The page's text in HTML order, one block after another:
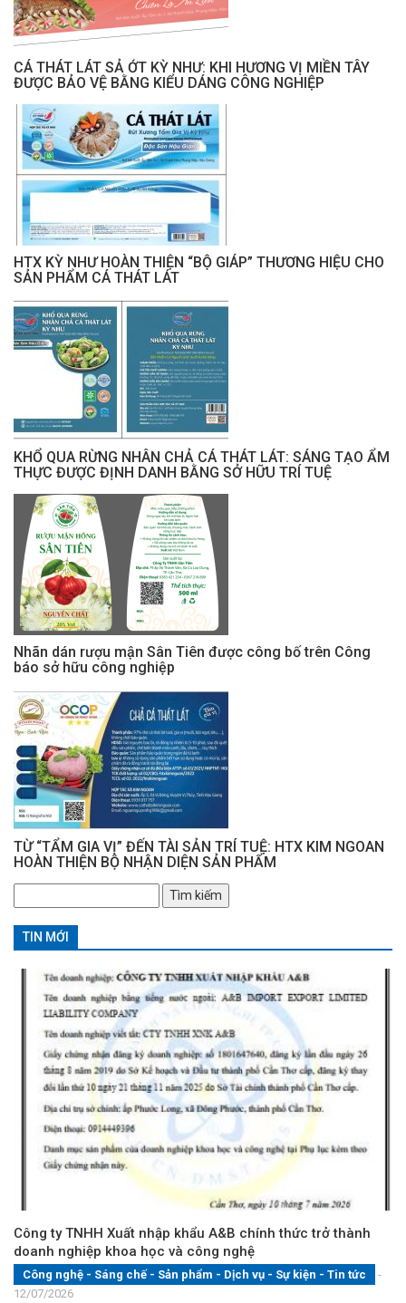
CÁ THÁT LÁT SẢ ỚT KỲ NHƯ: KHI HƯƠNG VỊ MIỀN TÂY
ĐƯỢC BẢO VỆ BẰNG KIỂU DÁNG CÔNG NGHIỆP
HTX KỲ NHƯ HOÀN THIỆN “BỘ GIÁP” THƯƠNG HIỆU CHO
SẢN PHẨM CÁ THÁT LÁT
KHỔ QUA RỪNG NHÂN CHẢ CÁ THÁT LÁT: SÁNG TẠO ẨM
THỰC ĐƯỢC ĐỊNH DANH BẰNG SỞ HỮU TRÍ TUỆ
Nhãn dán rượu mận Sân Tiên được công bố trên Công
báo sở hữu công nghiệp
TỪ “TẨM GIA VỊ” ĐẾN TÀI SẢN TRÍ TUỆ: HTX KIM NGOAN
HOÀN THIỆN BỘ NHẬN DIỆN SẢN PHẨM
kiếm
cho:
TIN MỚI
Công ty TNHH Xuất nhập khẩu A&B chính thức trở thành
doanh nghiệp khoa học và công nghệ
Công nghệ - Sáng chế - Sản phẩm - Dịch vụ - Sự kiện - Tin tức
-
12/07/2026